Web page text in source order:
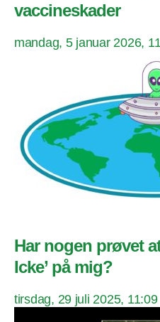
vaccineskader
mandag, 5 januar 2026,
Har nogen prøvet
Icke’ på mig?
tirsdag, 29 juli 2025, 11:09